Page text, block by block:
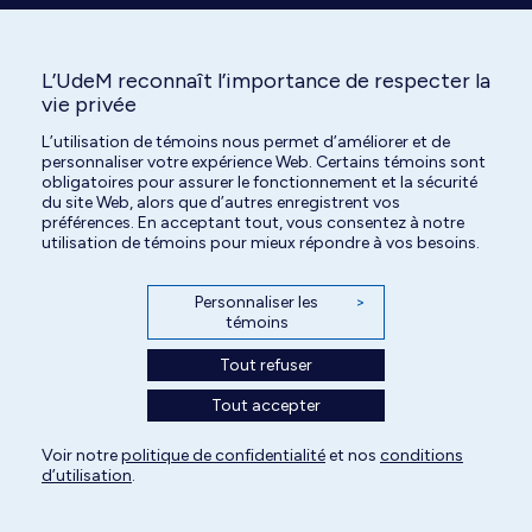
Tous droits réservés | Centre hospitalier universitaire vétérinaire de l'Université
de Montréal | 2026
Paramètres des témoins
L’UdeM reconnaît l’importance de respecter la
vie privée
L’utilisation de témoins nous permet d’améliorer et de
personnaliser votre expérience Web. Certains témoins sont
obligatoires pour assurer le fonctionnement et la sécurité
du site Web, alors que d’autres enregistrent vos
préférences. En acceptant tout, vous consentez à notre
utilisation de témoins pour mieux répondre à vos besoins.
Personnaliser les
témoins
>
Tout refuser
Tout accepter
Voir notrepolitique de confidentialitéet nos conditions
d’utilisation.